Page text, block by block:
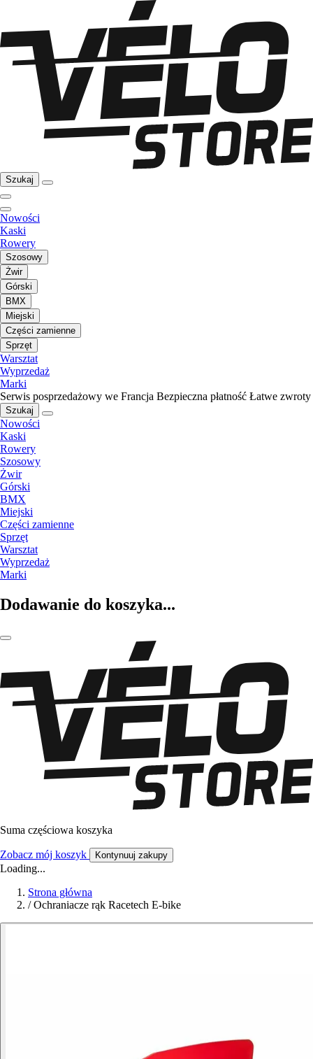
Szukaj
Nowości
Kaski
Rowery
Szosowy
Żwir
Górski
BMX
Miejski
Części zamienne
Sprzęt
Warsztat
Wyprzedaż
Marki
Serwis posprzedażowy we Francja Bezpieczna płatność Łatwe zwroty
Szukaj
Nowości
Kaski
Rowery
Szosowy
Żwir
Górski
BMX
Miejski
Części zamienne
Sprzęt
Warsztat
Wyprzedaż
Marki
Dodawanie do koszyka...
Suma częściowa koszyka
Zobacz mój koszyk Kontynuuj zakupy
Loading...
Strona główna
/ Ochraniacze rąk Racetech E-bike